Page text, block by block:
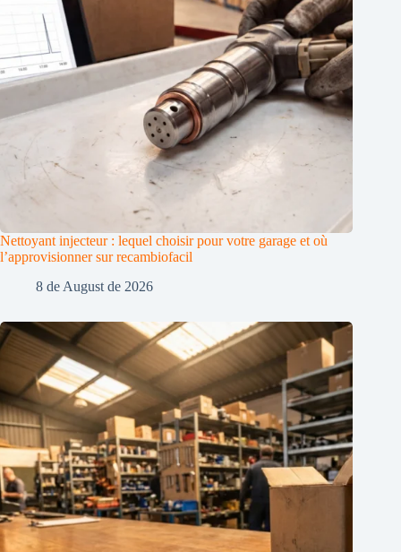
Nettoyant injecteur : lequel choisir pour votre garage et où
l’approvisionner sur recambiofacil
8 de August de 2026